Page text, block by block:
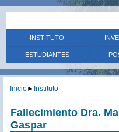
INSTITUTO
ESTUDIANTES
Inicio► Instituto
Fallecimiento Dra.
Gaspar